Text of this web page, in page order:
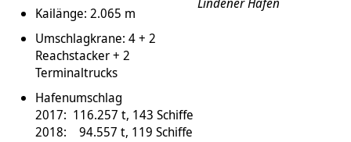
Kailänge: 2.065 m
Umschlagkrane: 4 + 2
Reachstacker + 2
Terminaltrucks
Hafenumschlag
2017: 116.257 t, 143 Schiffe
2018: 94.557 t, 119 Schiffe